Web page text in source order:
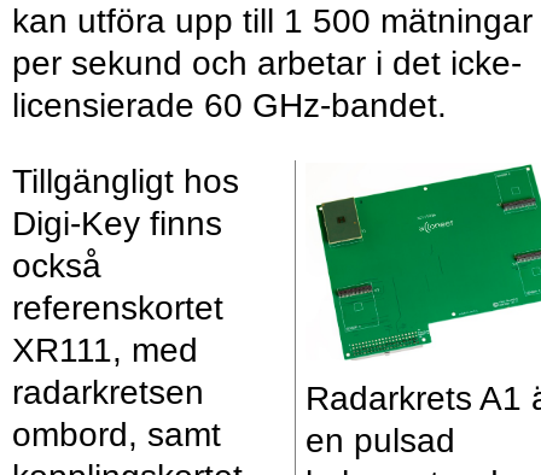
kan utföra upp till 1 500 mätningar
per sekund och arbetar i det icke-
licensierade 60 GHz-bandet.
Radarkrets A1
en pulsad
Tillgängligt hos
Digi-Key finns
också
referenskortet
XR111, med
radarkretsen
ombord, samt